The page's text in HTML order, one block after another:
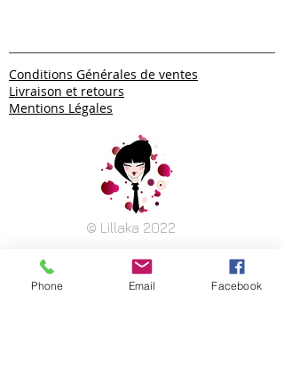
Finition brillante.
Disponible également en 50x70cm
Conditions Générales de ventes
Livraison et retours
Mentions Légales
© Lillaka 2022
Phone Email Facebook